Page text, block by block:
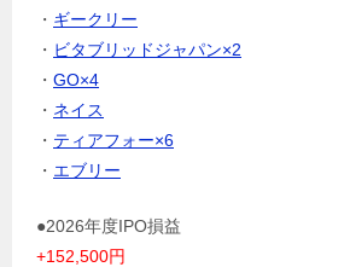
・ ギークリー
・ ビタブリッドジャパン×2
・ GO×4
・ ネイス
・ ティアフォー×6
・ エブリー
●2026年度IPO損益
+152,500円